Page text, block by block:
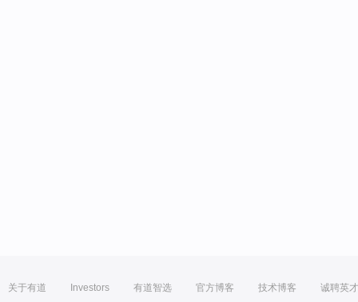
关于有道 Investors 有道智选 官方博客 技术博客 诚聘英才